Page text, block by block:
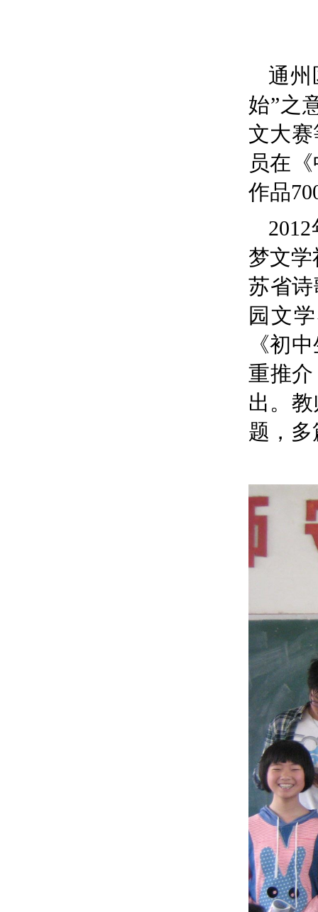
通州
始”之
文大
员在
作品
梦文学
苏省诗
园文
《初
重推
出。
题，